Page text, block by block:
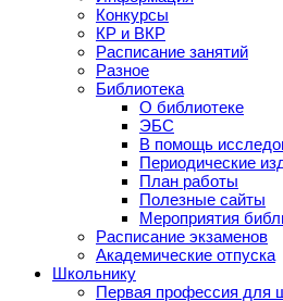
Конкурсы
КР и ВКР
Расписание занятий
Разное
Библиотека
О библиотеке
ЭБС
В помощь
Периодические
План работы
Полезные сайты
Мероприятия
Расписание экзаменов
Академические отпуска
Школьнику
Первая профессия для